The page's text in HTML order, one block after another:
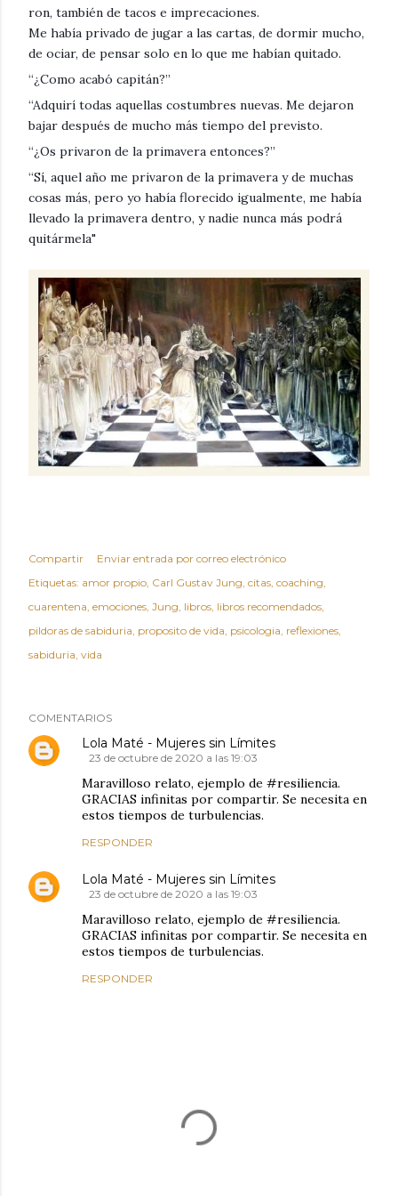
ron, también de tacos e imprecaciones.
Me había privado de jugar a las cartas, de dormir mucho,
de ociar, de pensar solo en lo que me habían quitado.
“¿Como acabó capitán?”
“Adquirí todas aquellas costumbres nuevas. Me dejaron
bajar después de mucho más tiempo del previsto.
“¿Os privaron de la primavera entonces?”
“Sí, aquel año me privaron de la primavera y de muchas
cosas más, pero yo había florecido igualmente, me había
llevado la primavera dentro, y nadie nunca más podrá
quitármela"
Compartir
Enviar entrada por correo electrónico
Etiquetas: amor propio Carl Gustav Jung citas coaching
cuarentena emociones Jung libros libros recomendados
pildoras de sabiduria proposito de vida psicologia reflexiones
sabiduria vida
COMENTARIOS
Lola Maté - Mujeres sin Límites
23 de octubre de 2020 a las 19:03
Maravilloso relato, ejemplo de #resiliencia.
GRACIAS infinitas por compartir. Se necesita en
estos tiempos de turbulencias.
RESPONDER
Lola Maté - Mujeres sin Límites
23 de octubre de 2020 a las 19:03
Maravilloso relato, ejemplo de #resiliencia.
GRACIAS infinitas por compartir. Se necesita en
estos tiempos de turbulencias.
RESPONDER